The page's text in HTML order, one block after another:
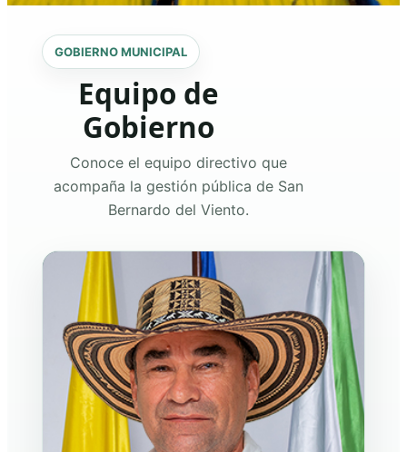
GOBIERNO MUNICIPAL
Equipo de
Gobierno
Conoce el equipo directivo que
acompaña la gestión pública de San
Bernardo del Viento.